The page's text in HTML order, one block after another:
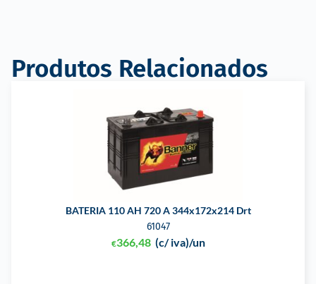
Produtos Relacionados
BATERIA 110 AH 720 A 344x172x214 Drt
61047
€366,48 (c/ iva)/un